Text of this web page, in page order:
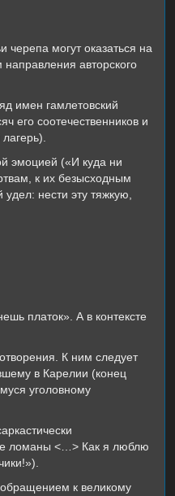
черепа могут оказаться на
авторского
имен гамлетовский
его соотечественников и
эмоцией («И куда ни
к их безысходным
нести эту тяжкую,
платок». А в контексте
К ним следует
в Карелии (конец
уголовному
ломаны <…> Как я люблю
к великому